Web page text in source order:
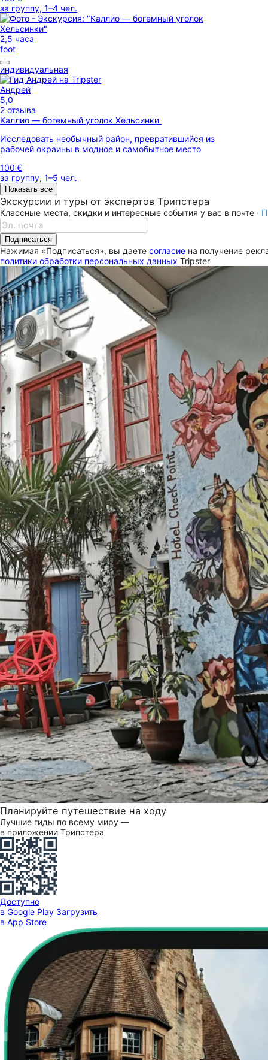
за группу, 1–4 чел.
2,5 часа
foot
индивидуальная
Андрей
5,0
2 отзыва
Каллио — богемный уголок Хельсинки
Исследовать необычный район, превратившийся из
рабочей окраины в модное и самобытное место
100 €
за группу, 1–5 чел.
Показать все
Экскурсии и туры от экспертов Трипстера
Классные места, скидки и интересные события у вас в почте ·
Подписаться
Нажимая «Подписаться», вы даете согласие на получение
политики обработки персональных данных Tripster
Планируйте путешествие на ходу
Лучшие гиды по всему миру —
в приложении Трипстера
Доступно
в Google Play Загрузить
в App Store